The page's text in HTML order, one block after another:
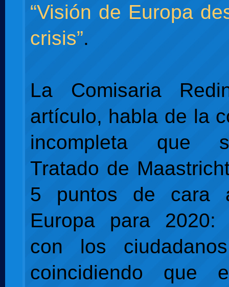
“Visión de Europa
crisis”.
La Comisaria
artículo, habla de la
incompleta que
Tratado de
5 puntos de cara
Europa para 2020:
con los
coincidiendo que